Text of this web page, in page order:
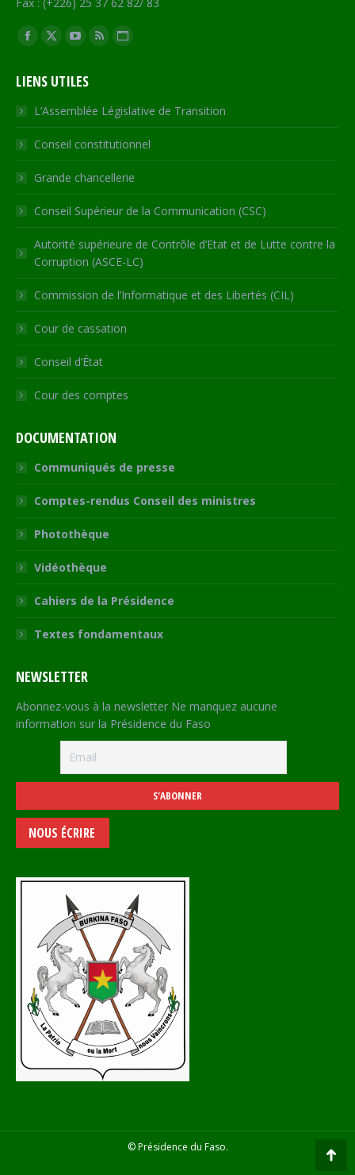
Trouvez nous sur :
Facebook
opens
in
new
window
X
opens
in
new
window
YouTube
opens
in
new
window
RSS
in
new
window
Site
opens
in
new
LIENS UTILES
L’Assemblée Législative de Transition
Conseil constitutionnel
Grande chancellerie
Conseil Supérieur de la Communication (CSC)
Autorité supérieure de Contrôle d’Etat et de Lutte contre la
Corruption (ASCE-LC)
Commission de l’Informatique et des Libertés (CIL)
Cour de cassation
Conseil d’État
Cour des comptes
DOCUMENTATION
Communiqués de presse
Comptes-rendus Conseil des ministres
Photothèque
Vidéothèque
Cahiers de la Présidence
Textes fondamentaux
NEWSLETTER
Abonnez-vous à la newsletter Ne manquez aucune
information sur la Présidence du Faso
NOUS ÉCRIRE
© Présidence du Faso.
Go